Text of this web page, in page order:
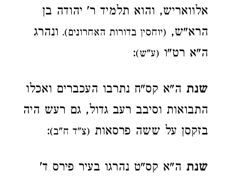
אלוואריש, והוא תלמיד ר' יהודה בן
הרא"ש, (יוחסין בדורות האחרונים). ונהרג
ה"א רט"ו (ע"ש):
שנת ה"א קס"ח נתרבו העכברים ואכלו
התבואות וסיבב רעב גדול, גם רעש היה
בזקסן על ששה פרסאות (צ"ד ח"ב):
שנת ה"א קס"ט נהרגו בעיר פירס ד'